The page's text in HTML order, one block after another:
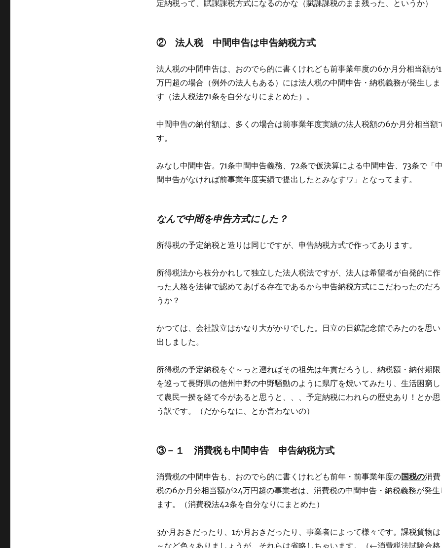
定納税って、賦課課税方式になるのかな（賦課課税のまま残った、というか）
② 法人税 中間申告は申告納税方式
法人税の中間申告は、おのでら的に書くけれども前事業年度の6か月分相当額が
万円超の場合（例外の法人もある）には法人税の中間申告・納税義務が発生しま
す（法人税法71条を自分なりにまとめた）。
中間申告の納付額は、多くの場合は前事業年度実績の法人税額の6か月分相当額
す。
みなし中間申告。71条中間申告義務、72条で仮決算による中間申告、73条で「
間申告がなければ前事業年度実績で提出したとみなすワ」となってます。
なんで中間を申告方式にした？
所得税の予定納税と造りは同じですが、申告納税方式で作ってあります。
所得税法から枝分かれして独立した法人税法ですが、法人は希望者が自発的に作
った人格を法律で認めてあげる存在であるから申告納税方式にこだわったのだろ
うか？
かつては、会社設立はかなり大がかりでした。日立の日鉱記念館でみたのを思い
出しました。
所得税の予定納税をぐ～っと遡ればその祖先は年貢だろうし、納税額・納付期限
を巡って長野県の信州中野の中野騒動のように県庁を焼いてみたり、生活困窮し
て農民一揆を経て今があると思うと、、、予定納税にわれらの歴史あり！とか思
う訳です。（だからなに、とか言わないの）
③－１ 消費税も中間申告 申告納税方式
消費税の中間申告も、おのでら的に書くけれども前年・前事業年度の国税の消費
税の6か月分相当額が24万円超の事業者は、消費税の中間申告・納税義務が発生
ます。（消費税法42条を自分なりにまとめた）
3か月おきだったり、1か月おきだったり、事業者によって様々です。課税貨物は
～など色々ありましょうが、それらは省略しちゃいます。（←消費税法試験合格